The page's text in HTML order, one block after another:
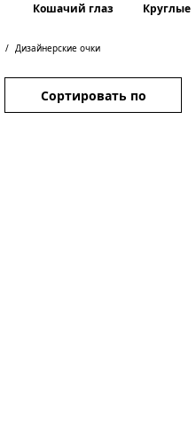
Кошачий глаз Круглые
Дизайнерские очки
Сортировать по